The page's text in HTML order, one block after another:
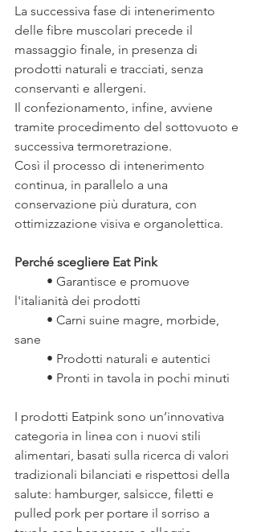
La successiva fase di intenerimento
delle fibre muscolari precede il
massaggio finale, in presenza di
prodotti naturali e tracciati, senza
conservanti e allergeni.
Il confezionamento, infine, avviene
tramite procedimento del sottovuoto e
successiva termoretrazione.
Così il processo di intenerimento
continua, in parallelo a una
conservazione più duratura, con
ottimizzazione visiva e organolettica.
Perché scegliere Eat Pink
l'italianità dei prodotti
sane
	• Prodotti naturali e autentici
	• Pronti in tavola in pochi minuti
I prodotti Eatpink sono un’innovativa
categoria in linea con i nuovi stili
alimentari, basati sulla ricerca di valori
tradizionali bilanciati e rispettosi della
salute: hamburger, salsicce, filetti e
pulled pork per portare il sorriso a